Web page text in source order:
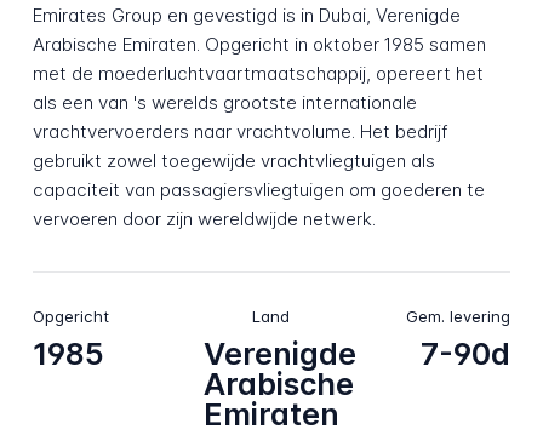
Emirates Group en gevestigd is in Dubai, Verenigde
Arabische Emiraten. Opgericht in oktober 1985 samen
met de moederluchtvaartmaatschappij, opereert het
als een van 's werelds grootste internationale
vrachtvervoerders naar vrachtvolume. Het bedrijf
gebruikt zowel toegewijde vrachtvliegtuigen als
capaciteit van passagiersvliegtuigen om goederen te
vervoeren door zijn wereldwijde netwerk.
Opgericht
1985
Land
Verenigde
Arabische
Emiraten
Gem. levering
7-90d